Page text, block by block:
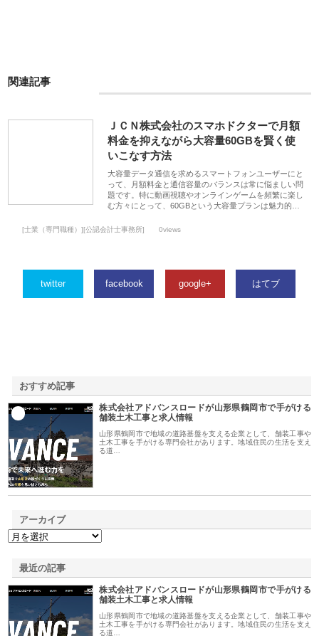
関連記事
ＪＣＮ株式会社のスマホドクターで月額
料金を抑えながら大容量60GBを賢く使
いこなす方法
大容量データ通信を求めるスマートフォンユーザーにと
って、月額料金と通信容量のバランスは常に悩ましい問
題です。特に動画視聴やオンラインゲームを頻繁に楽し
む方々にとって、60GBという大容量プランは魅力的…
[士業（専門職種）][公認会計士事務所] 0views
twitter facebook google+ はてブ
おすすめ記事
株式会社アドバンスロードが山形県鶴岡市で手がける
舗装土木工事と求人情報
山形県鶴岡市で地域の道路基盤を支える企業として、舗装工事や
土木工事を手がける専門会社があります。地域住民の生活を支え
る道…
アーカイブ
最近の記事
株式会社アドバンスロードが山形県鶴岡市で手がける
舗装土木工事と求人情報
山形県鶴岡市で地域の道路基盤を支える企業として、舗装工事や
土木工事を手がける専門会社があります。地域住民の生活を支え
る道…